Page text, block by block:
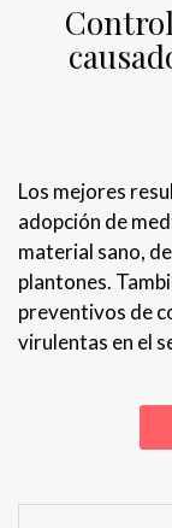
Los mejores
adopción de
material sano,
plantones.
preventivos de
virulentas en el